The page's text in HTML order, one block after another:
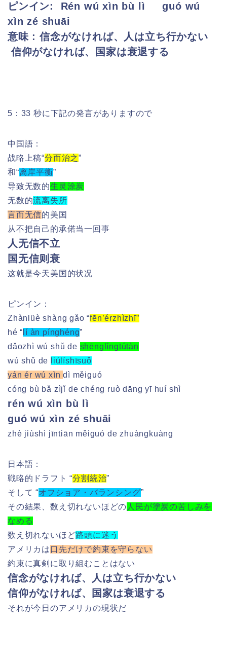
ピンイン: Rén wú xìn bù lìguó wú
xìn zé shuāi
意味 : 信念がなければ、人は立ち行かない
信仰がなければ、国家は衰退する
5：33 秒に下記の発言がありますので
中国語：
战略上稿“分而治之”
和“离岸平衡”
导致无数的生灵涂炭
无数的流离失所
言而无信的美国
从不把自己的承偌当一回事
人无信不立
国无信则衰
这就是今天美国的状况
ピンイン：
Zhànlüè shàng gǎo “fēn’érzhìzhī”
hé “ lí àn pínghéng”
dǎozhì wú shǔ de shēnglíngtútàn
wú shǔ de
liúlíshīsuǒ
yán ér wú xìndì měiguó
cóng bù bǎ zìjǐ de chéng ruò dāng yī huí shì
rén wú xìn bù lì
guó wú xìn zé shuāi
zhè jiùshì jīntiān měiguó de zhuàngkuàng
日本語：
戦略的ドラフト “分割統治”
そして “オフショア・バランシング”
その結果、数え切れないほどの 人民が塗炭の苦しみを
なめる
数え切れないほど路頭に迷う
アメリカは口先だけで約束を守らない
約束に真剣に取り組むことはない
信念がなければ、人は立ち行かない
信仰がなければ、国家は衰退する
それが今日のアメリカの現状だ